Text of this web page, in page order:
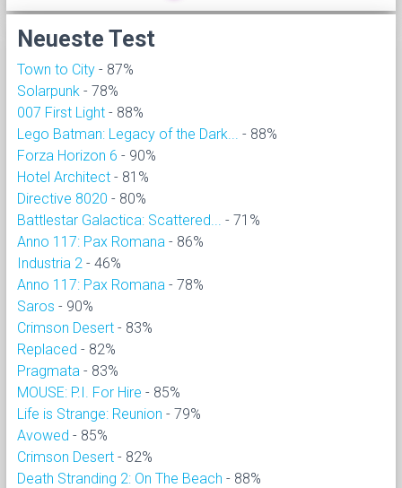
Neueste Test
Town to City - 87%
Solarpunk - 78%
007 First Light - 88%
Lego Batman: Legacy of the Dark...
- 88%
Forza Horizon 6 - 90%
Hotel Architect - 81%
Directive 8020 - 80%
Battlestar Galactica: Scattered...
- 71%
Anno 117: Pax Romana - 86%
Industria 2 - 46%
Anno 117: Pax Romana - 78%
Saros - 90%
Crimson Desert - 83%
Replaced - 82%
Pragmata - 83%
MOUSE: P.I. For Hire - 85%
Life is Strange: Reunion - 79%
Avowed - 85%
Crimson Desert - 82%
Death Stranding 2: On The Beach - 88%